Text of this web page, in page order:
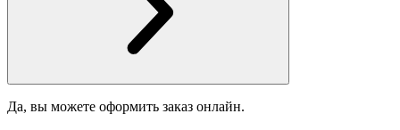
Да, вы можете оформить заказ онлайн.